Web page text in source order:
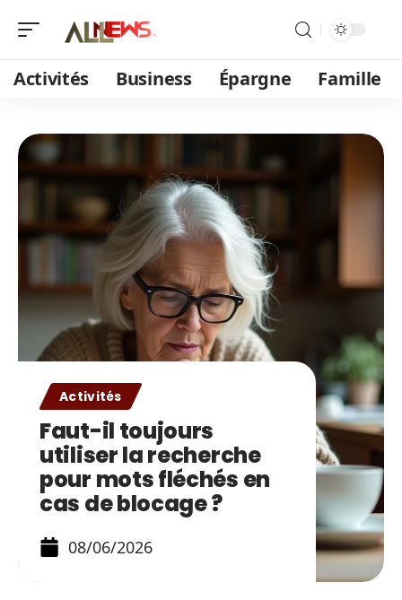
Activités Business Épargne Famille
Activités
Faut-il toujours
utiliser la recherche
pour mots fléchés en
cas de blocage ?
08/06/2026